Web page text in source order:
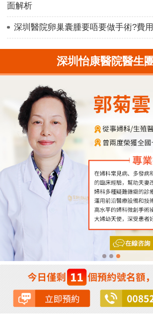
面解析
深圳醫院卵巢囊腫要唔要做手術?費
深圳怡康醫院醫生